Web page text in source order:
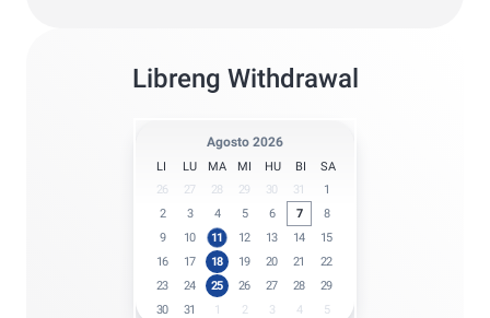
Libreng Withdrawal
Agosto 2026
LI LU MA MI HU BI
SA
26
27 28 29 30 31
1
2
3 4 5 6 7
8
9
10 11 12 13 14
15
16
17 18 19 20 21
22
23
24 25 26 27 28
29
30
31 1 2 3 4 5